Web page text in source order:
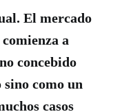
El mercado
a
concebido
como un
casos